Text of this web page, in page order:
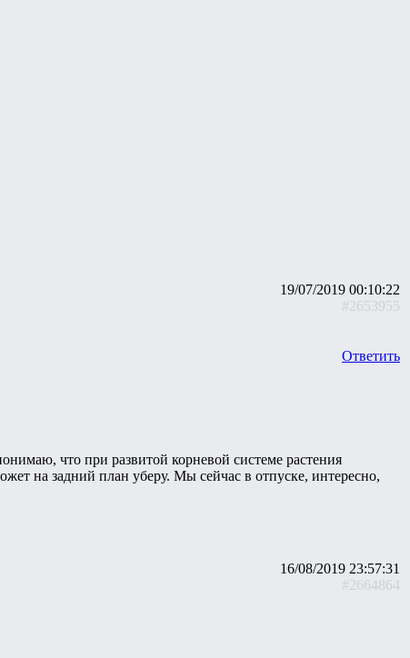
19/07/2019 00:10:22
#2653955
Ответить
что при развитой корневой системе растения
на задний план уберу. Мы сейчас в отпуске, интересно,
16/08/2019 23:57:31
#2664864